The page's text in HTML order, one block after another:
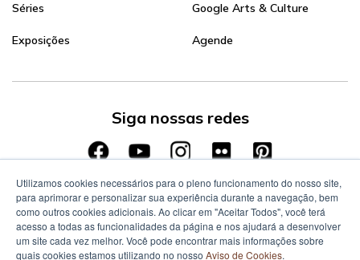
Séries
Exposições
Google Arts & Culture
Agende
Siga nossas redes
Utilizamos cookies necessários para o pleno funcionamento do nosso site,
para aprimorar e personalizar sua experiência durante a navegação, bem
como outros cookies adicionais. Ao clicar em "Aceitar Todos", você terá
acesso a todas as funcionalidades da página e nos ajudará a desenvolver
um site cada vez melhor. Você pode encontrar mais informações sobre
quais cookies estamos utilizando no nosso Aviso de Cookies.